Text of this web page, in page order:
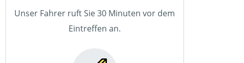
Unser Fahrer ruft Sie 30 Minuten vor dem
Eintreffen an.